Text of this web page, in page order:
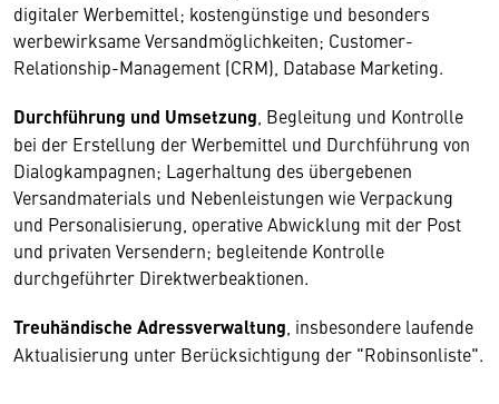
digitaler Werbemittel; kostengünstige und besonders
werbewirksame Versandmöglichkeiten; Customer-
Relationship-Management (CRM), Database Marketing.
Durchführung und Umsetzung , Begleitung und Kontrolle
bei der Erstellung der Werbemittel und Durchführung von
Dialogkampagnen; Lagerhaltung des übergebenen
Versandmaterials und Nebenleistungen wie Verpackung
und Personalisierung, operative Abwicklung mit der Post
und privaten Versendern; begleitende Kontrolle
durchgeführter Direktwerbeaktionen.
Treuhändische Adressverwaltung , insbesondere laufende
Aktualisierung unter Berücksichtigung der "Robinsonliste".